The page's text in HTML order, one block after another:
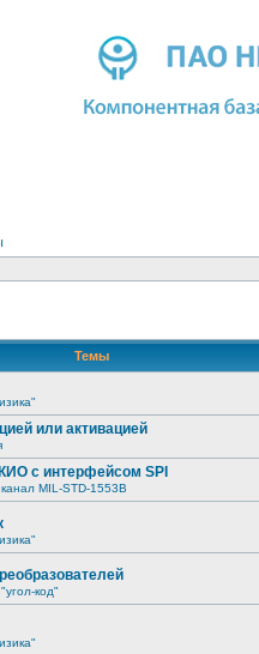
Темы
или активацией
с интерфейсом SPI
MIL-STD-1553B
код"